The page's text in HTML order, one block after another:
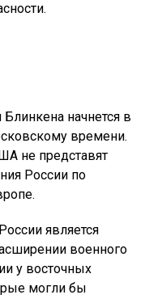
начнется в
времени.
не представят
России по
является
военного
у восточных
могли бы